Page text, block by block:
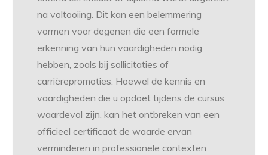
na voltooiing. Dit kan een belemmering
vormen voor degenen die een formele
erkenning van hun vaardigheden nodig
hebben, zoals bij sollicitaties of
carrièrepromoties. Hoewel de kennis en
vaardigheden die u opdoet tijdens de cursus
waardevol zijn, kan het ontbreken van een
officieel certificaat de waarde ervan
verminderen in professionele contexten